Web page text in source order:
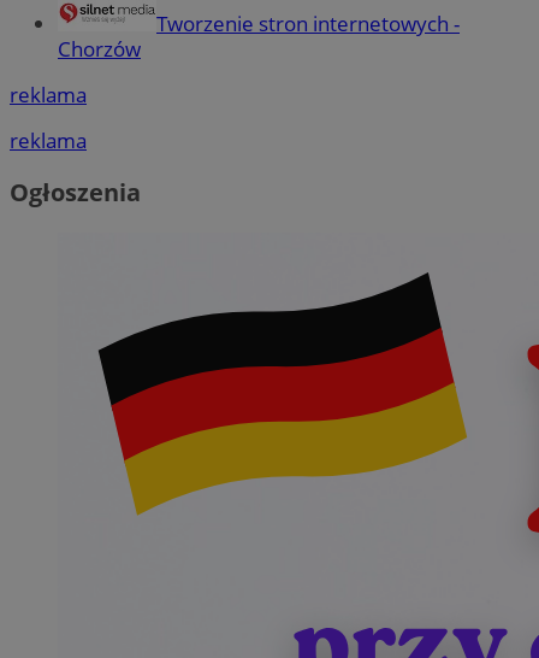
Tworzenie stron internetowych -
Chorzów
reklama
reklama
Ogłoszenia